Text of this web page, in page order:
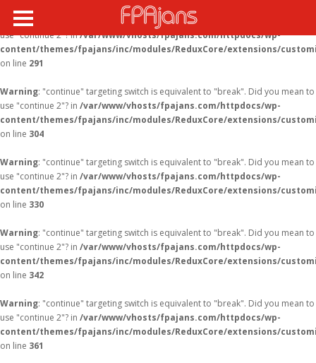
Warning
: "continue" targeting switch is equivalent to "break". Did you mean to
use "continue 2"? in/var/www/vhosts/fpajans.com/httpdocs/wp-
content/themes/fpajans/inc/modules/ReduxCore/extensions/
on line 291
Warning: "continue" targeting switch is equivalent to "break". Did you mean to
use "continue 2"? in /var/www/vhosts/fpajans.com/httpdocs/wp-
content/themes/fpajans/inc/modules/ReduxCore/extensions/
on line 304
Warning: "continue" targeting switch is equivalent to "break". Did you mean to
use "continue 2"? in /var/www/vhosts/fpajans.com/httpdocs/wp-
content/themes/fpajans/inc/modules/ReduxCore/extensions/
on line 330
Warning: "continue" targeting switch is equivalent to "break". Did you mean to
use "continue 2"? in /var/www/vhosts/fpajans.com/httpdocs/wp-
content/themes/fpajans/inc/modules/ReduxCore/extensions/
on line 342
Warning: "continue" targeting switch is equivalent to "break". Did you mean to
use "continue 2"? in /var/www/vhosts/fpajans.com/httpdocs/wp-
content/themes/fpajans/inc/modules/ReduxCore/extensions/
on line 361